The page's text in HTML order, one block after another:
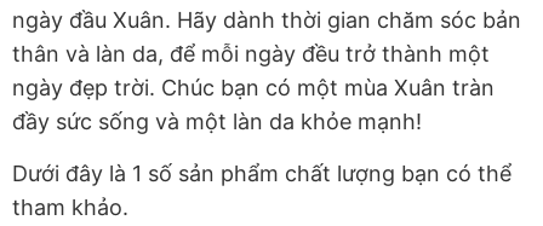
ngày đầu Xuân. Hãy dành thời gian chăm sóc bản
thân và làn da, để mỗi ngày đều trở thành một
ngày đẹp trời. Chúc bạn có một mùa Xuân tràn
đầy sức sống và một làn da khỏe mạnh!
Dưới đây là 1 số sản phẩm chất lượng bạn có thể
tham khảo.